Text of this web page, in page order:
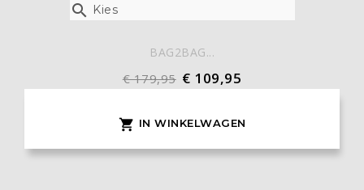
 Kies
BAG2BAG...
€ 179,95 € 109,95
 IN WINKELWAGEN